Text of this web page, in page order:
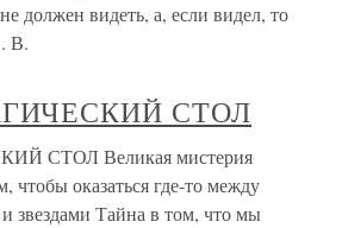
должен видеть, а, если видел, то
В.
СТОЛ
СТОЛ Великая мистерия
чтобы оказаться где-то между
звездами Тайна в том, что мы